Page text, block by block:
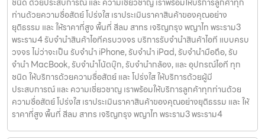
ท่านด้วยความซื่อสัตย์ โปร่งใส เราประเมินราคาสินค้าของคุณอย่าง
ยุติธรรม และ ให้ราคาที่สูง พื้นที่ สีลม สาทร เจริญกรุง พญาไท พระราม3
พระราม4 รับจำนำสินค้าไอทีครบวงจร บริการรับจำนำสินค้าไอที แบบครบ
วงจร ไม่ว่าจะเป็น รับจำนำ iPhone, รับจำนำ iPad, รับจำนำมือถือ, รับ
จำนำ MacBook, รับจำนำโน้ตบุ๊ก, รับจำนำกล้อง, และ อุปกรณ์ไอที ทุก
ชนิด ให้บริการด้วยความซื่อสัตย์ และ โปร่งใส ให้บริการด้วยผู้มี
ประสบการณ์ และ ความเชี่ยวชาญ เราพร้อมให้บริการลูกค้าทุกท่านด้วย
ความซื่อสัตย์ โปร่งใส เราประเมินราคาสินค้าของคุณอย่างยุติธรรม และ ให้
ราคาที่สูง พื้นที่ สีลม สาทร เจริญกรุง พญาไท พระราม3 พระราม4